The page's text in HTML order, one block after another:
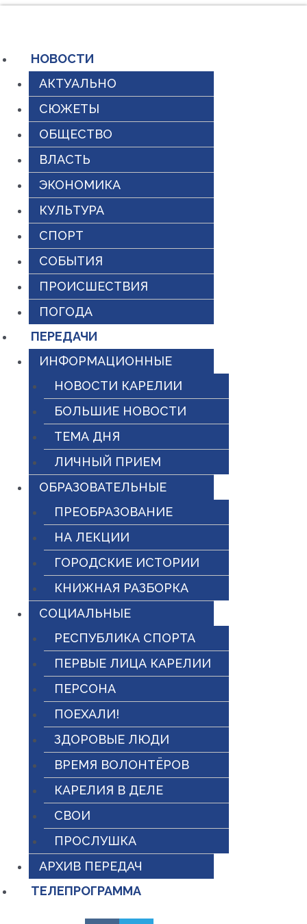
содержимому
НОВОСТИ
АКТУАЛЬНО
СЮЖЕТЫ
ОБЩЕСТВО
ВЛАСТЬ
ЭКОНОМИКА
КУЛЬТУРА
СПОРТ
СОБЫТИЯ
ПРОИСШЕСТВИЯ
ПОГОДА
ПЕРЕДАЧИ
ИНФОРМАЦИОННЫЕ
НОВОСТИ КАРЕЛИИ
БОЛЬШИЕ НОВОСТИ
ТЕМА ДНЯ
ЛИЧНЫЙ ПРИЕМ
ОБРАЗОВАТЕЛЬНЫЕ
ПРЕОБРАЗОВАНИЕ
НА ЛЕКЦИИ
ГОРОДСКИЕ ИСТОРИИ
КНИЖНАЯ РАЗБОРКА
СОЦИАЛЬНЫЕ
РЕСПУБЛИКА СПОРТА
ПЕРВЫЕ ЛИЦА КАРЕЛИИ
ПЕРСОНА
ПОЕХАЛИ!
ЗДОРОВЫЕ ЛЮДИ
ВРЕМЯ ВОЛОНТЁРОВ
КАРЕЛИЯ В ДЕЛЕ
СВОИ
ПРОСЛУШКА
АРХИВ ПЕРЕДАЧ
ТЕЛЕПРОГРАММА